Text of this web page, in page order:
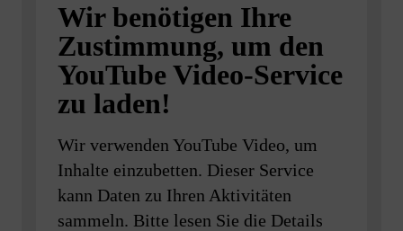
Wir benötigen Ihre
Zustimmung, um den
YouTube Video-Service
zu laden!
Wir verwenden YouTube Video, um
Inhalte einzubetten. Dieser Service
kann Daten zu Ihren Aktivitäten
sammeln. Bitte lesen Sie die Details